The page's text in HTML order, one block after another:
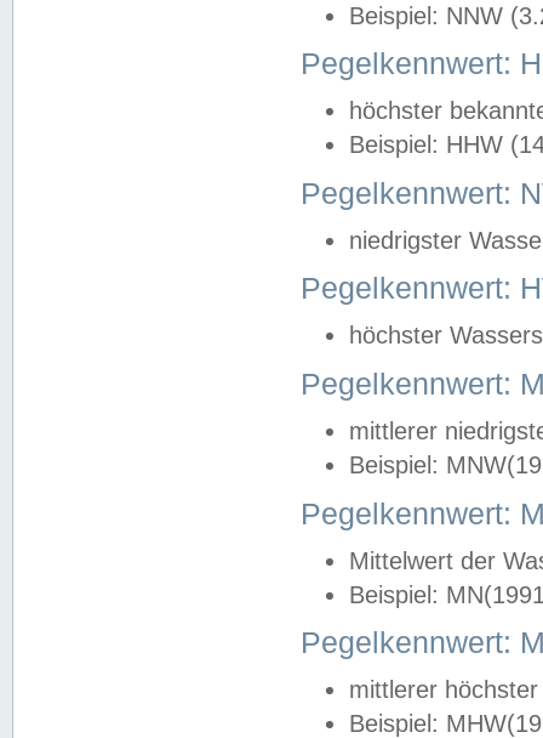
Beispiel: NNW
Pegelkennwert:
höchster
Beispiel: HHW
Pegelkennwert:
niedrigster
Pegelkennwert:
höchster
Pegelkennwert:
mittlerer
Beispiel:
Pegelkennwert:
Mittelwert der
Beispiel:
Pegelkennwert:
mittlerer
Beispiel: